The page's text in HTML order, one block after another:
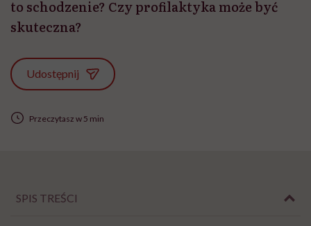
to schodzenie? Czy profilaktyka może być
skuteczna?
Udostępnij
Przeczytasz w 5 min
SPIS TREŚCI